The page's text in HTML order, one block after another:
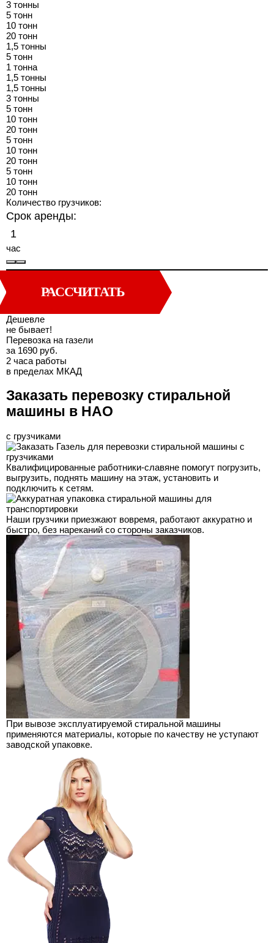
3 тонны
5 тонн
10 тонн
20 тонн
1,5 тонны
5 тонн
1 тонна
1,5 тонны
1,5 тонны
3 тонны
5 тонн
10 тонн
20 тонн
5 тонн
10 тонн
20 тонн
5 тонн
10 тонн
20 тонн
Количество грузчиков:
Срок аренды:
час
РАССЧИТАТЬ
Дешевле
не бывает!
Перевозка на газели
за 1690 руб.
2 часа работы
в пределах МКАД
Заказать перевозку стиральной
машины в НАО
с грузчиками
Квалифицированные работники-славяне помогут погрузить,
выгрузить, поднять машину на этаж, установить и
подключить к сетям.
Наши грузчики приезжают вовремя, работают аккуратно и
быстро, без нареканий со стороны заказчиков.
При вывозе эксплуатируемой стиральной машины
применяются материалы, которые по качеству не уступают
заводской упаковке.